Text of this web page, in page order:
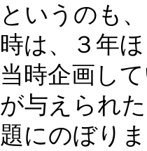
というのも、
時は、３年ほ
当時企画し
が与えられ
題にのぼりま